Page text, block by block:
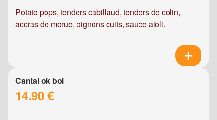
Potato pops, tenders cabillaud, tenders de colin,
accras de morue, oignons cuits, sauce aioli.
Cantal ok bol
14.90 €